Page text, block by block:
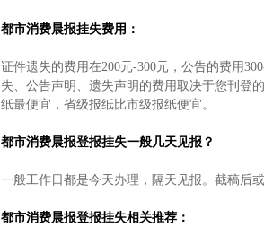
都市消费晨报挂失费用：
证件遗失的费用在200元-300元，公告的费用
失、公告声明、遗失声明的费用取决于您刊登
纸最便宜，省级报纸比市级报纸便宜。
都市消费晨报登报挂失一般几天见报？
一般工作日都是今天办理，隔天见报。截稿后
都市消费晨报登报挂失相关推荐：